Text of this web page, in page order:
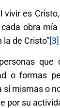
vivir es
obra
de Cristo”[3]
o formas
mismas o
por su